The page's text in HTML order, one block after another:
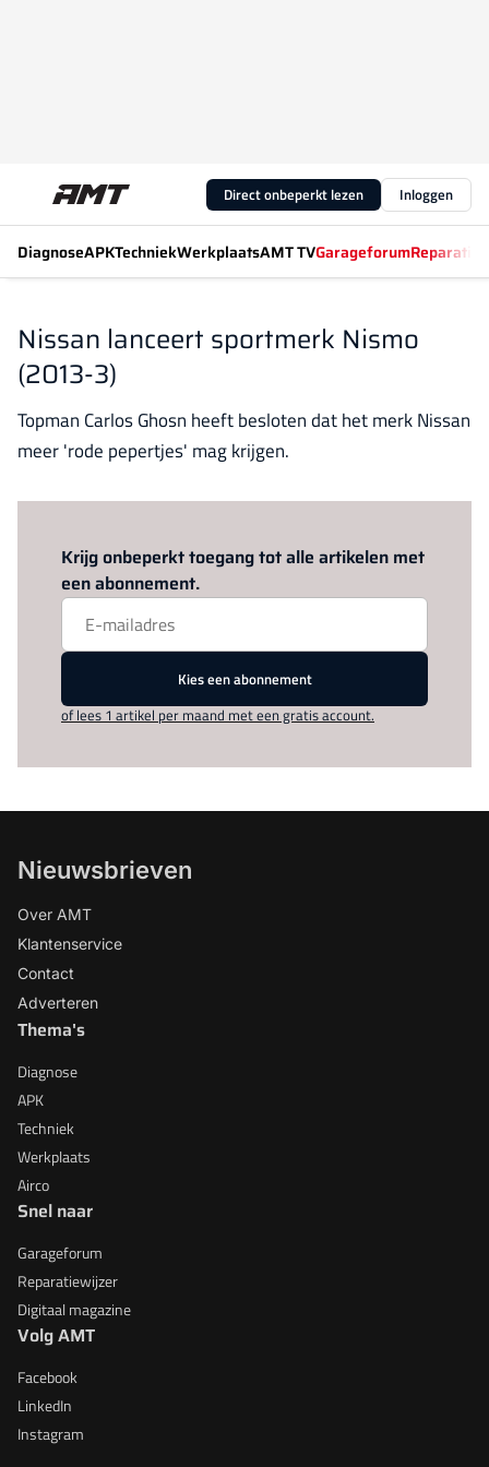
Direct onbeperkt lezen Inloggen
DiagnoseAPKTechniekWerkplaatsAMT TVGarageforum
Nissan lanceert sportmerk Nismo
(2013-3)
Topman Carlos Ghosn heeft besloten dat het merk Nissan
meer 'rode pepertjes' mag krijgen.
Krijg onbeperkt toegang tot alle artikelen met
een abonnement.
Kies een abonnement
of lees 1 artikel per maand met een gratis account.
Nieuwsbrieven
Over AMT
Klantenservice
Contact
Adverteren
Thema's
Diagnose
APK
Techniek
Werkplaats
Airco
Snel naar
Garageforum
Reparatiewijzer
Digitaal magazine
Volg AMT
Facebook
LinkedIn
Instagram